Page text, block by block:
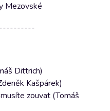
Mezovské
Dittrich)
Kašpárek)
zouvat (Tomáš